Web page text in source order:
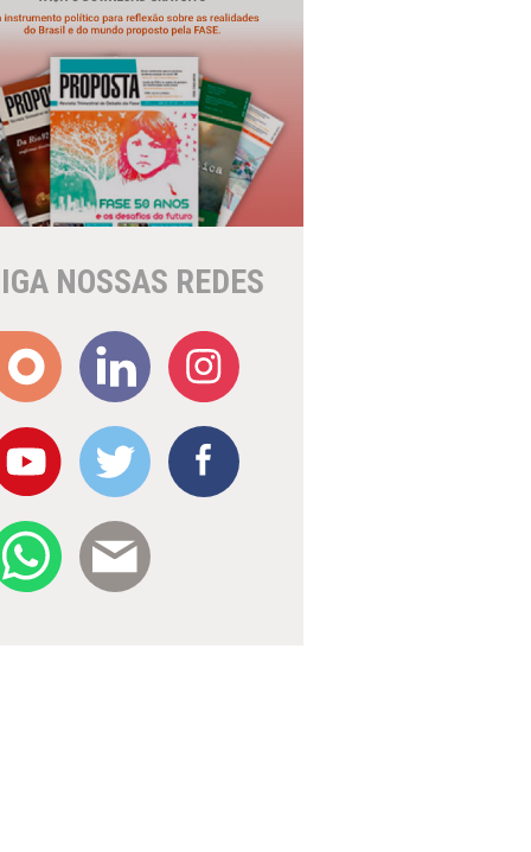
NOSSAS REDES